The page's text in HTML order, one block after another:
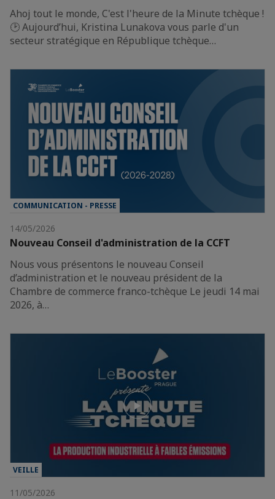
Ahoj tout le monde, C'est l'heure de la Minute tchèque !
🕑 Aujourd’hui, Kristina Lunakova vous parle d'un
secteur stratégique en République tchèque…
COMMUNICATION - PRESSE
14/05/2026
Nouveau Conseil d'administration de la CCFT
Nous vous présentons le nouveau Conseil
d’administration et le nouveau président de la
Chambre de commerce franco-tchèque Le jeudi 14 mai
2026, à…
VEILLE
11/05/2026